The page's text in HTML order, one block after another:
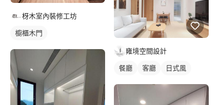
枒木室內裝修工坊
櫥櫃木門
雍境空間設計
餐廳 客廳 日式風